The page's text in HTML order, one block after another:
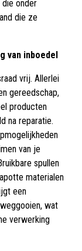
onder
die ze
van inboedel
vrij. Allerlei
gereedschap,
producten
na reparatie.
van je
spullen
materialen
een
wat
verwerking